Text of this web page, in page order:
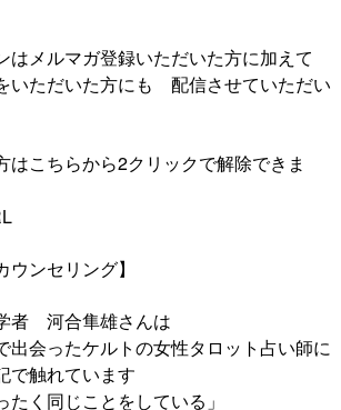
はメルマガ登録いただいた方に加えて
いただいた方にも 配信させていただい
はこちらから2クリックで解除できま
ウンセリング】
者 河合隼雄さんは
出会ったケルトの女性タロット占い師に
で触れています
たく同じことをしている」